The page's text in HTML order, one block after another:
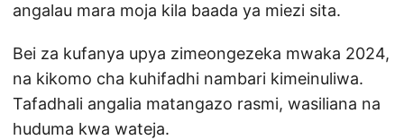
angalau mara moja kila baada ya miezi sita.
Bei za kufanya upya zimeongezeka mwaka 2024,
na kikomo cha kuhifadhi nambari kimeinuliwa.
Tafadhali angalia matangazo rasmi, wasiliana na
huduma kwa wateja.